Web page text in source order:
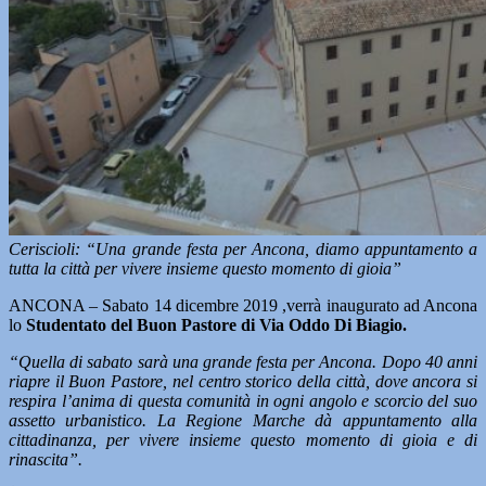
Ceriscioli: “Una grande festa per Ancona, diamo appuntamento a
tutta la città per vivere insieme questo momento di gioia”
ANCONA – Sabato 14 dicembre 2019 ,verrà inaugurato ad Ancona
lo Studentato del Buon Pastore di Via Oddo Di Biagio.
“Quella di sabato sarà una grande festa per Ancona. Dopo 40 anni
riapre il Buon Pastore, nel centro storico della città, dove ancora si
respira l’anima di questa comunità in ogni angolo e scorcio del suo
assetto urbanistico. La Regione Marche dà appuntamento alla
cittadinanza, per vivere insieme questo momento di gioia e di
rinascita”.